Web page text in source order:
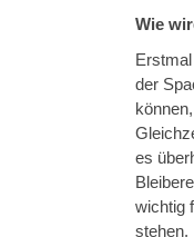
Wie
der
es
wichtig
stehen.